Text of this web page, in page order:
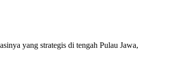
yang strategis di tengah Pulau Jawa,